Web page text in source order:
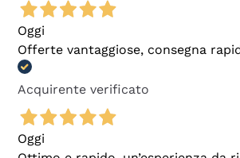
Oggi
Offerte vantaggiose, consegna
Acquirente verificato
Oggi